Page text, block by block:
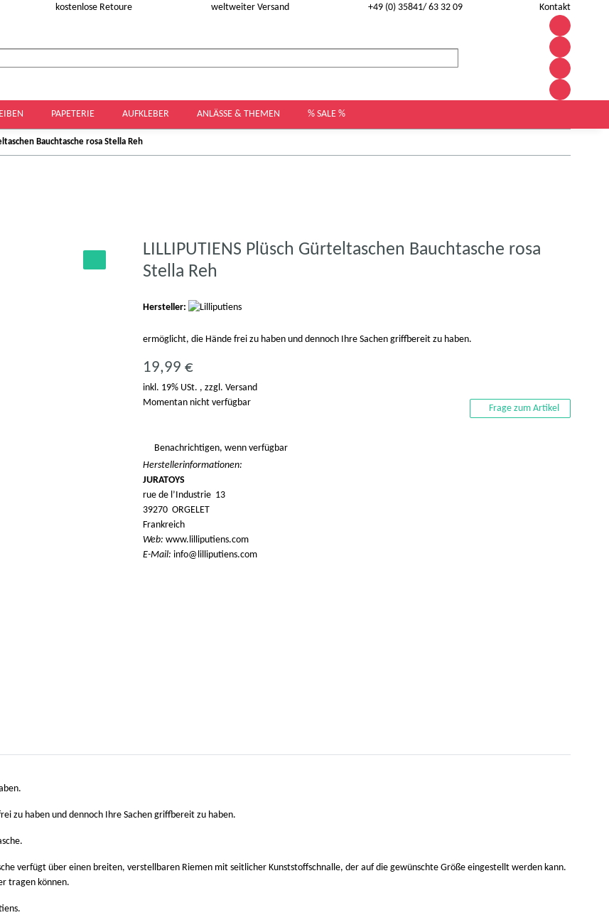
kostenlose Retoure weltweiter Versand +49 (0) 35841/ 63 32 09 Kontakt
PAPETERIE AUFKLEBER ANLÄSSE & THEMEN % SALE %
Bauchtasche rosa Stella Reh
LILLIPUTIENS Plüsch Gürteltaschen Bauchtasche rosa
Stella Reh
Hersteller:
ermöglicht, die Hände frei zu haben und dennoch Ihre Sachen griffbereit zu haben.
19,99 €
inkl. 19% USt. , zzgl. Versand
Momentan nicht verfügbar
Frage zum Artikel
Benachrichtigen, wenn verfügbar
Herstellerinformationen:
JURATOYS
rue de l’Industrie 13
39270 ORGELET
Frankreich
Web: www.lilliputiens.com
E-Mail: info@lilliputiens.com
zu haben und dennoch Ihre Sachen griffbereit zu haben.
verfügt über einen breiten, verstellbaren Riemen mit seitlicher Kunststoffschnalle, der auf die gewünschte Größe eingestellt werden kann.
tragen können.